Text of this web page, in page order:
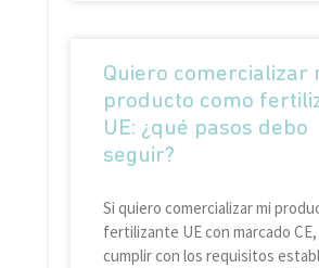
Quiero comercializar
producto como
UE: ¿qué pasos debo
seguir?
Si quiero comercializar mi
fertilizante UE con marcado
cumplir con los requisitos